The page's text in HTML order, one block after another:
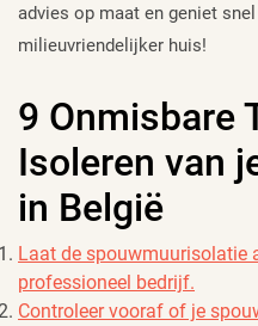
advies op maat en geniet
milieuvriendelijker huis!
9 Onmisbare
Isoleren van
in België
Laat de spouwmuurisolatie
professioneel bedrijf.
Controleer vooraf of je